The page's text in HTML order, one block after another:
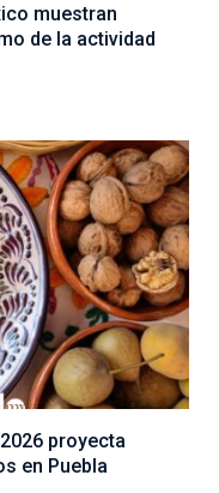
muestran
de la actividad
proyecta
en Puebla